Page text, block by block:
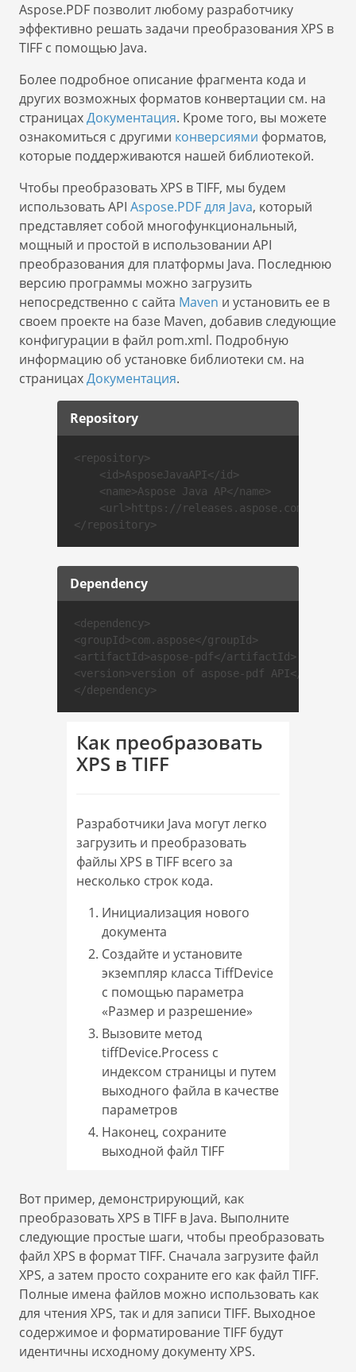
Aspose.PDF позволит любому разработчику
эффективно решать задачи преобразования XPS в
TIFF с помощью Java.
Более подробное описание фрагмента кода и
других возможных форматов конвертации см. на
страницахДокументация. Кроме того, вы можете
ознакомиться с другими конверсиями форматов,
которые поддерживаются нашей библиотекой.
Чтобы преобразовать XPS в TIFF, мы будем
использовать API Aspose.PDF для Java, который
представляет собой многофункциональный,
мощный и простой в использовании API
преобразования для платформы Java. Последнюю
версию программы можно загрузить
непосредственно с сайта Maven и установить ее в
своем проекте на базе Maven, добавив следующие
конфигурации в файл pom.xml. Подробную
информацию об установке библиотеки см. на
страницахДокументация.
Repository
<repository>
    <id>AsposeJavaAPI</id>
    <name>Aspose Java AP</name>
<url>https://releases.aspose.com/java/
Dependency
<dependency>
<groupId>com.aspose</groupId>
<artifactId>aspose-pdf</artifactId>
<version>version of aspose-pdf API</version>
</dependency>
Как преобразовать
XPS в TIFF
Разработчики Java могут легко
загрузить и преобразовать
файлы XPS в TIFF всего за
несколько строк кода.
Инициализация нового
документа
Создайте и установите
экземпляр класса TiffDevice
с помощью параметра
«Размер и разрешение»
Вызовите метод
tiffDevice.Process с
индексом страницы и путем
выходного файла в качестве
параметров
Наконец, сохраните
выходной файл TIFF
Вот пример, демонстрирующий, как
преобразовать XPS в TIFF в Java. Выполните
следующие простые шаги, чтобы преобразовать
файл XPS в формат TIFF. Сначала загрузите файл
XPS, а затем просто сохраните его как файл TIFF.
Полные имена файлов можно использовать как
для чтения XPS, так и для записи TIFF. Выходное
содержимое и форматирование TIFF будут
идентичны исходному документу XPS.